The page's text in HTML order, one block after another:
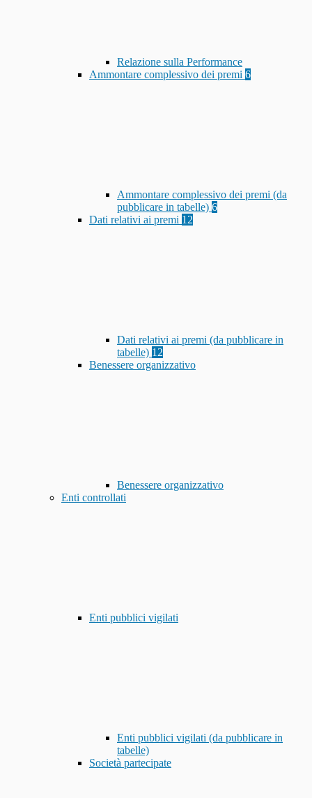
Relazione sulla Performance
Ammontare complessivo dei premi 6
Ammontare complessivo dei premi (da
pubblicare in tabelle) 6
Dati relativi ai premi 12
Dati relativi ai premi (da pubblicare in
tabelle) 12
Benessere organizzativo
Benessere organizzativo
Enti controllati
Enti pubblici vigilati
Enti pubblici vigilati (da pubblicare in
tabelle)
Società partecipate